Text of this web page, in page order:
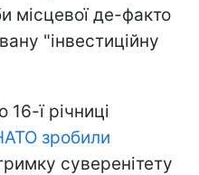
місцевої де-факто
"інвестиційну
ї річниці
зробили
суверенітету